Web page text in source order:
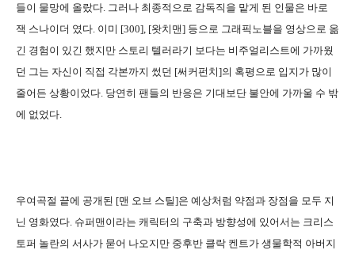
들이 물망에 올랐다. 그러나 최종적으로 감독직을 맡게 된 인물은 바로
잭 스나이더 였다. 이미 [300], [왓치맨] 등으로 그래픽노블을 영상으로 옮
긴 경험이 있긴 했지만 스토리 텔러라기 보다는 비주얼리스트에 가까웠
던 그는 자신이 직접 각본까지 썼던 [써커펀치]의 혹평으로 입지가 많이
줄어든 상황이었다. 당연히 팬들의 반응은 기대보단 불안에 가까울 수 밖
에 없었다.
우여곡절 끝에 공개된 [맨 오브 스틸]은 예상처럼 약점과 장점을 모두 지
닌 영화였다. 슈퍼맨이라는 캐릭터의 구축과 방향성에 있어서는 크리스
토퍼 놀란의 서사가 묻어 나오지만 중후반 클락 켄트가 생물학적 아버지